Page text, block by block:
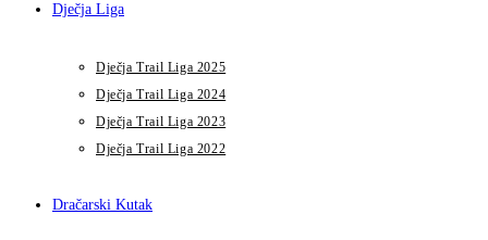
Dječja Liga
Dječja Trail Liga 2025
Dječja Trail Liga 2024
Dječja Trail Liga 2023
Dječja Trail Liga 2022
Dračarski Kutak